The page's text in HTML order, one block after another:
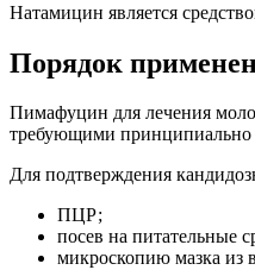
Натамицин является
Порядок
Пимафуцин для лечения
требующими принципиально
Для подтверждения
ПЦР;
посев на питательные
микроскопию мазка из